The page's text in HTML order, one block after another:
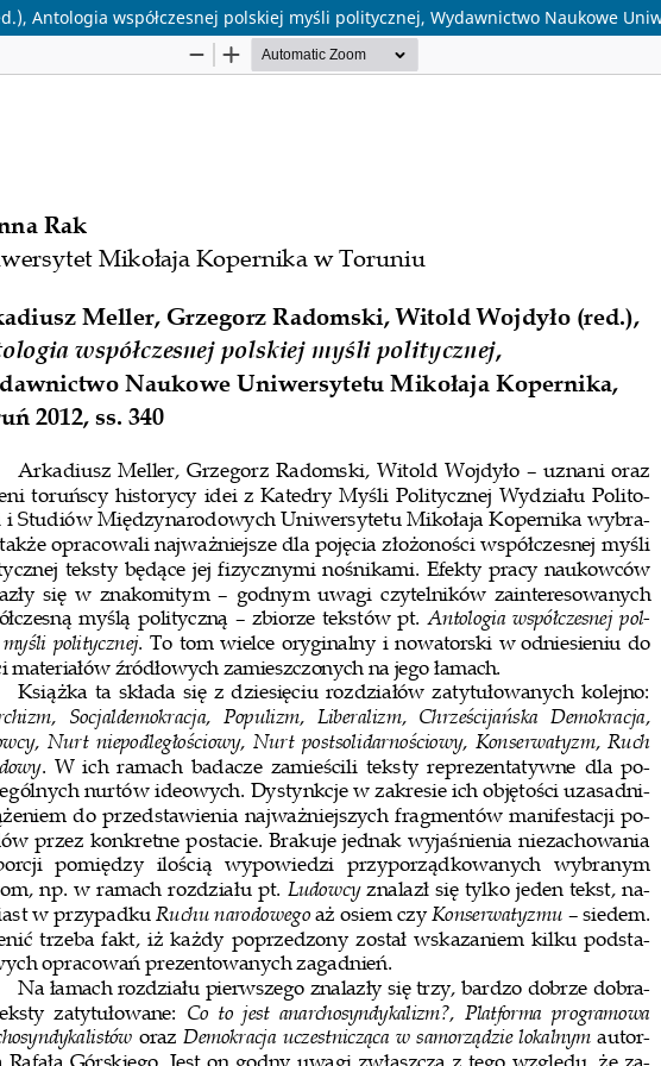
Antologia współczesnej polskiej myśli politycznej, Wydawnictwo Naukowe